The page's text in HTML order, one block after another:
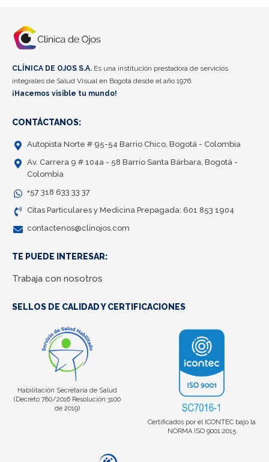
CLÍNICA DE OJOS S.A. Es una institución prestadora de servicios
integrales de Salud Visual en Bogotá desde el año 1976.
¡Hacemos visible tu mundo!
CONTÁCTANOS:
Autopista Norte # 95-54 Barrio Chico, Bogotá - Colombia
Av. Carrera 9 # 104a - 58 Barrio Santa Bárbara, Bogotá -
Colombia
+57 318 633 33 37
Citas Particulares y Medicina Prepagada: 601 853 1904
contactenos@clinojos.com
TE PUEDE INTERESAR:
Trabaja con nosotros
SELLOS DE CALIDAD Y CERTIFICACIONES
Habilitación Secretaría de Salud
(Decreto 780/2016 Resolución 3100
de 2019)
Certificados por el ICONTEC bajo la
NORMA ISO 9001:2015